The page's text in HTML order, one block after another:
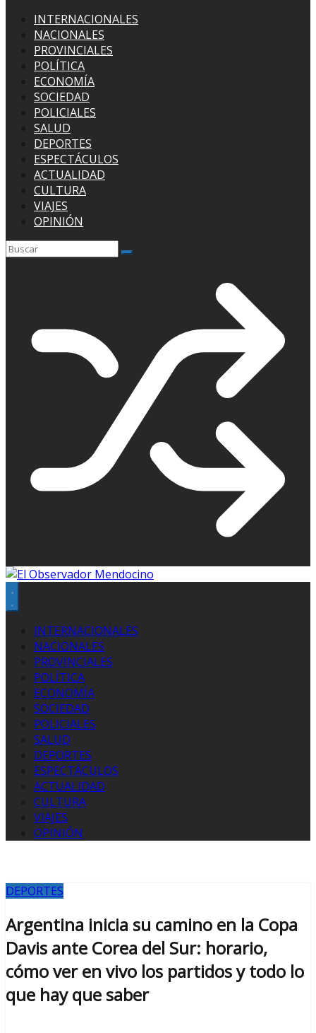
INTERNACIONALES
NACIONALES
PROVINCIALES
POLÍTICA
ECONOMÍA
SOCIEDAD
POLICIALES
SALUD
DEPORTES
ESPECTÁCULOS
ACTUALIDAD
CULTURA
VIAJES
OPINIÓN
INTERNACIONALES
NACIONALES
PROVINCIALES
POLÍTICA
ECONOMÍA
SOCIEDAD
POLICIALES
SALUD
DEPORTES
ESPECTÁCULOS
ACTUALIDAD
CULTURA
VIAJES
OPINIÓN
DEPORTES
Argentina inicia su camino en la Copa
Davis ante Corea del Sur: horario,
cómo ver en vivo los partidos y todo lo
que hay que saber